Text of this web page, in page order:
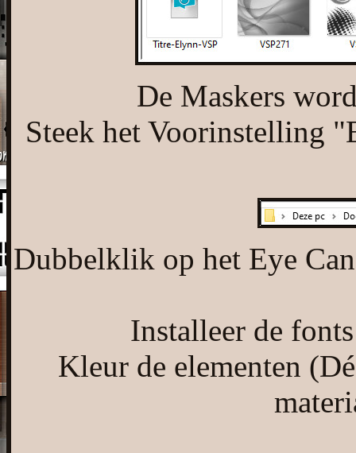
De Maskers
Steek het Voorinstelling
Dubbelklik op het Eye
Installeer de
Kleur de elementen